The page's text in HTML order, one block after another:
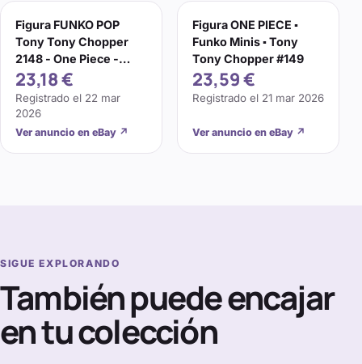
Figura FUNKO POP
Tony Tony Chopper
2148 - One Piece -
889698865173
23,18 €
Registrado el 22 mar
2026
Ver anuncio en eBay ↗
Figura ONE PIECE ▪︎
Funko Minis ▪︎ Tony
Tony Chopper #149
23,59 €
Registrado el 21 mar 2026
Ver anuncio en eBay ↗
SIGUE EXPLORANDO
También puede encajar
en tu colección